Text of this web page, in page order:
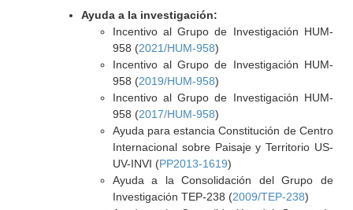
Ayuda a la investigación:
Incentivo al Grupo de Investigación HUM-
958 (2021/HUM-958)
Incentivo al Grupo de Investigación HUM-
958 (2019/HUM-958)
Incentivo al Grupo de Investigación HUM-
958 (2017/HUM-958)
Ayuda para estancia Constitución de Centro
Internacional sobre Paisaje y Territorio US-
UV-INVI (PP2013-1619)
Ayuda a la Consolidación del Grupo de
Investigación TEP-238 (2009/TEP-238)